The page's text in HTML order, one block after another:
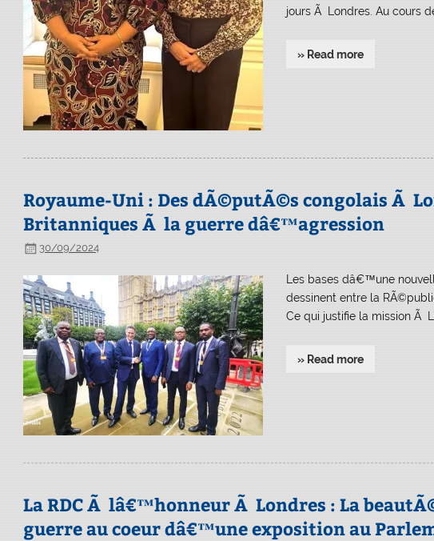
jours Ã Londres. Au cours
» Read more
Royaume-Uni : Des dÃ©putÃ©s congolais Ã
Britanniques Ã la guerre dâ€™agression
30/09/2024
Les bases dâ€™une
dessinent entre la
Ce qui justifie la mission Ã
» Read more
La RDC Ã lâ€™honneur Ã Londres : La
guerre au coeur dâ€™une exposition au